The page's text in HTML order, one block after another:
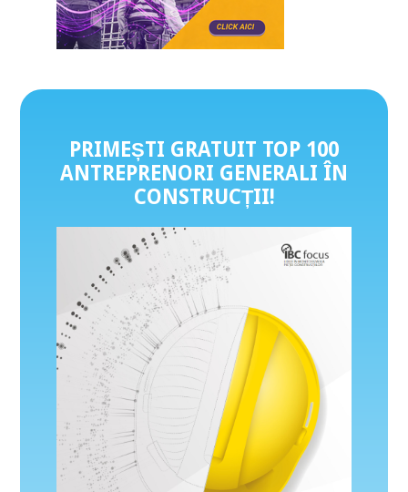
PRIMEȘTI GRATUIT TOP 100
ANTREPRENORI GENERALI ÎN
CONSTRUCȚII!